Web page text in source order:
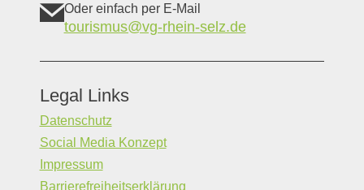
Oder einfach per E-Mail
tourismus@vg-rhein-selz.de
Legal Links
Datenschutz
Social Media Konzept
Impressum
Barrierefreiheitserklärung